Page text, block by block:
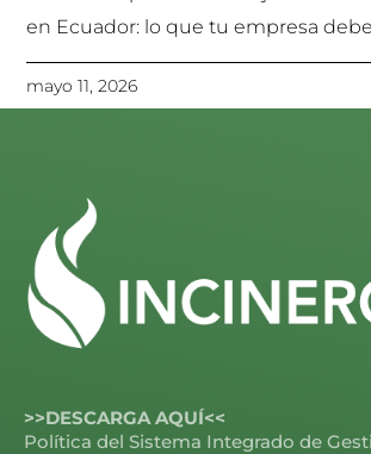
en Ecuador: lo que tu empresa
mayo 11, 2026
>>DESCARGA AQUÍ<<
Política del Sistema Integrado de